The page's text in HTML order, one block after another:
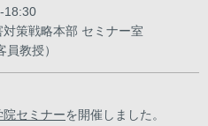
18:30
策戦略本部 セミナー室
教授）
セミナーを開催しました。